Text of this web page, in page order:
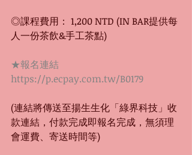
◎課程費用： 1,200 NTD (IN BAR提供每
人一份茶飲&手工茶點)
★報名連結
https://p.ecpay.com.tw/B0179
(連結將傳送至揚生生化「綠界科技」收
款連結，付款完成即報名完成，無須理
會運費、寄送時間等)